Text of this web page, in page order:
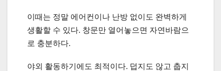
이때는 정말 에어컨이나 난방 없이도 완벽하게
생활할 수 있다. 창문만 열어놓으면 자연바람으
로 충분하다.
야외 활동하기에도 최적이다. 덥지도 않고 춥지